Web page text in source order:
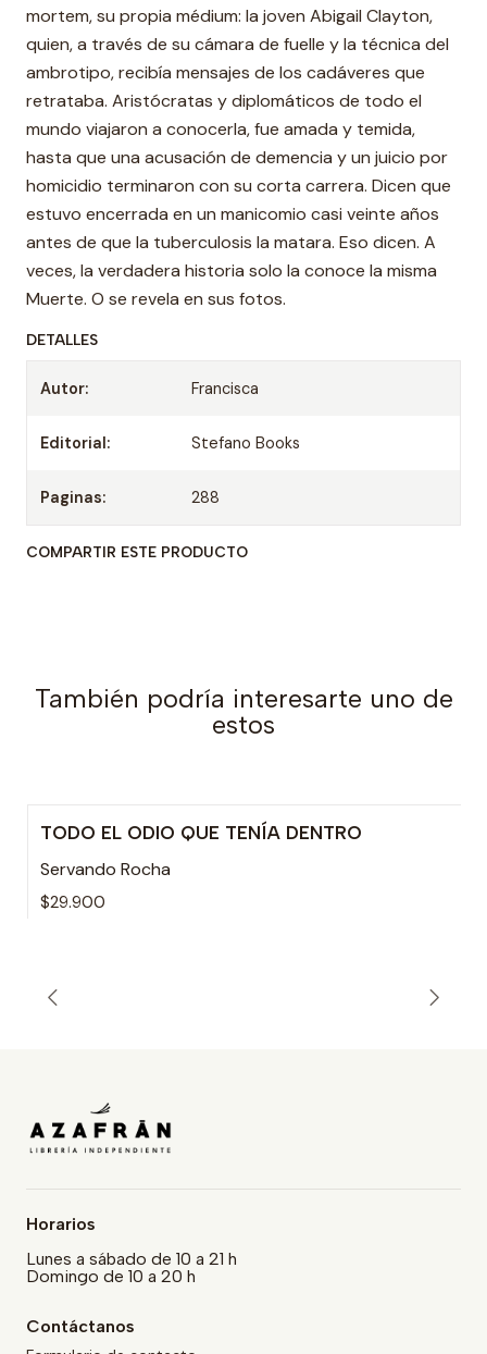
mortem, su propia médium: la joven Abigail Clayton,
quien, a través de su cámara de fuelle y la técnica del
ambrotipo, recibía mensajes de los cadáveres que
retrataba. Aristócratas y diplomáticos de todo el
mundo viajaron a conocerla, fue amada y temida,
hasta que una acusación de demencia y un juicio por
homicidio terminaron con su corta carrera. Dicen que
estuvo encerrada en un manicomio casi veinte años
antes de que la tuberculosis la matara. Eso dicen. A
veces, la verdadera historia solo la conoce la misma
Muerte. O se revela en sus fotos.
DETALLES
Autor: Francisca
Editorial: Stefano Books
Paginas: 288
COMPARTIR ESTE PRODUCTO
También podría interesarte uno de
estos
TODO EL ODIO QUE TENÍA DENTRO
Servando Rocha
$29.900
Horarios
Lunes a sábado de 10 a 21 h
Domingo de 10 a 20 h
Contáctanos